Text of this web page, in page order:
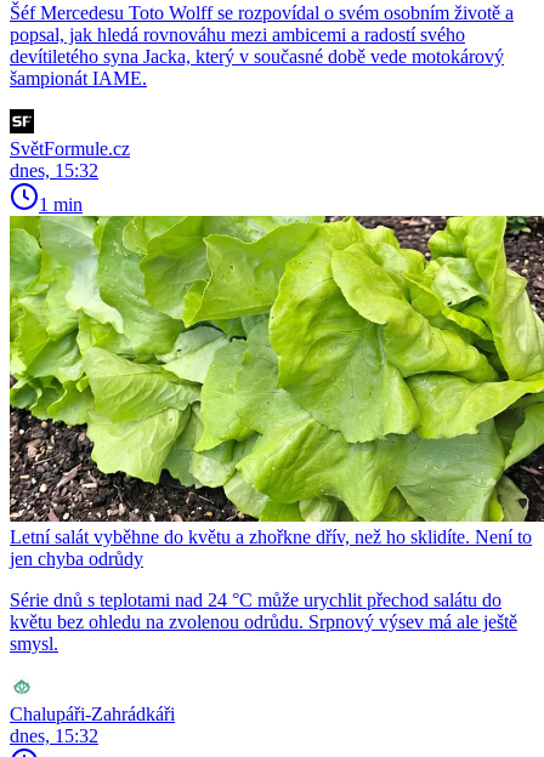
Šéf Mercedesu Toto Wolff se rozpovídal o svém osobním životě a
popsal, jak hledá rovnováhu mezi ambicemi a radostí svého
devítiletého syna Jacka, který v současné době vede motokárový
šampionát IAME.
SvětFormule.cz
dnes, 15:32
1 min
Letní salát vyběhne do květu a zhořkne dřív, než ho sklidíte. Není to
jen chyba odrůdy
Série dnů s teplotami nad 24 °C může urychlit přechod salátu do
květu bez ohledu na zvolenou odrůdu. Srpnový výsev má ale ještě
smysl.
Chalupáři-Zahrádkáři
dnes, 15:32